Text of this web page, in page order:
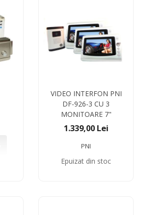
VIDEO INTERFON PNI
DF-926-3 CU 3
MONITOARE 7"
1.339,00 Lei
PNI
Epuizat din stoc